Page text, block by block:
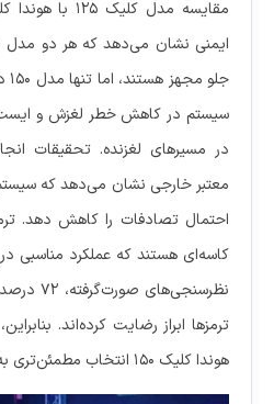
ایمنی نشان می‌دهد که هر دو مدل
سیستم در کاهش خطر لغزش و ایست
در مسیرهای لغزنده. تحقیقات
احتمال تصادفات را کاهش دهد.
کاسه‌ای هستند که عملکرد مناسبی
ترمزها ابراز رضایت کرده‌اند.
هوندا کلیک ۱۵۰ انتخاب مطمئن‌تری به‌نظر می‌رسد.